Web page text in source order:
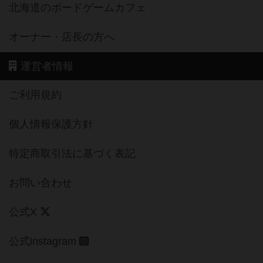
北海道のボードゲームカフェ
オーナー・店長の方へ
運営者情報
ご利用規約
個人情報保護方針
特定商取引法に基づく表記
お問い合わせ
公式X
公式instagram